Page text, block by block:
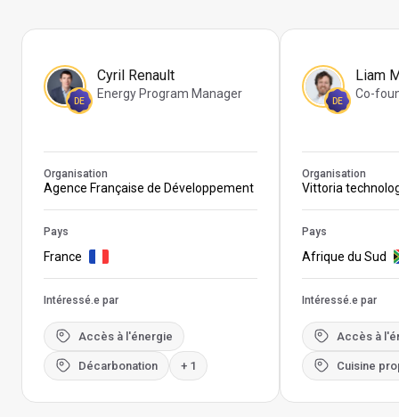
DE
Cyril Renault
Energy Program Manager
Organisation
Agence Française de Développement
Pays
France
Intéressé.e par
Accès à l'énergie
Décarbonation + 1
DE
Liam
Co-
Organisation
Vittoria
Pays
Afrique du Sud
Intéressé.e par
Accès à
Cuisine